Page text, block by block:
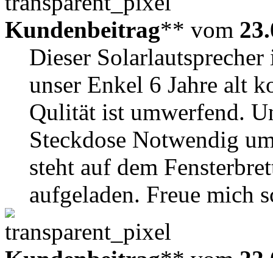
Kundenbeitrag** vom
Dieser
unser Enkel 6 Jahre alt
Qulität ist umwerfend.
Steckdose Notwendig
steht auf dem
aufgeladen. Freue mich